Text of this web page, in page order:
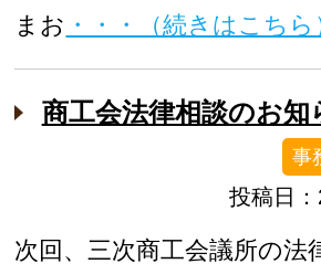
まお ・・・（続きはこちら
商工会法律相談のお知
事
投稿日
次回、三次商工会議所の法